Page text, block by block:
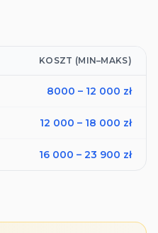
KOSZT (MIN–MAKS)
8000 – 12 000 zł
12 000 – 18 000 zł
16 000 – 23 900 zł